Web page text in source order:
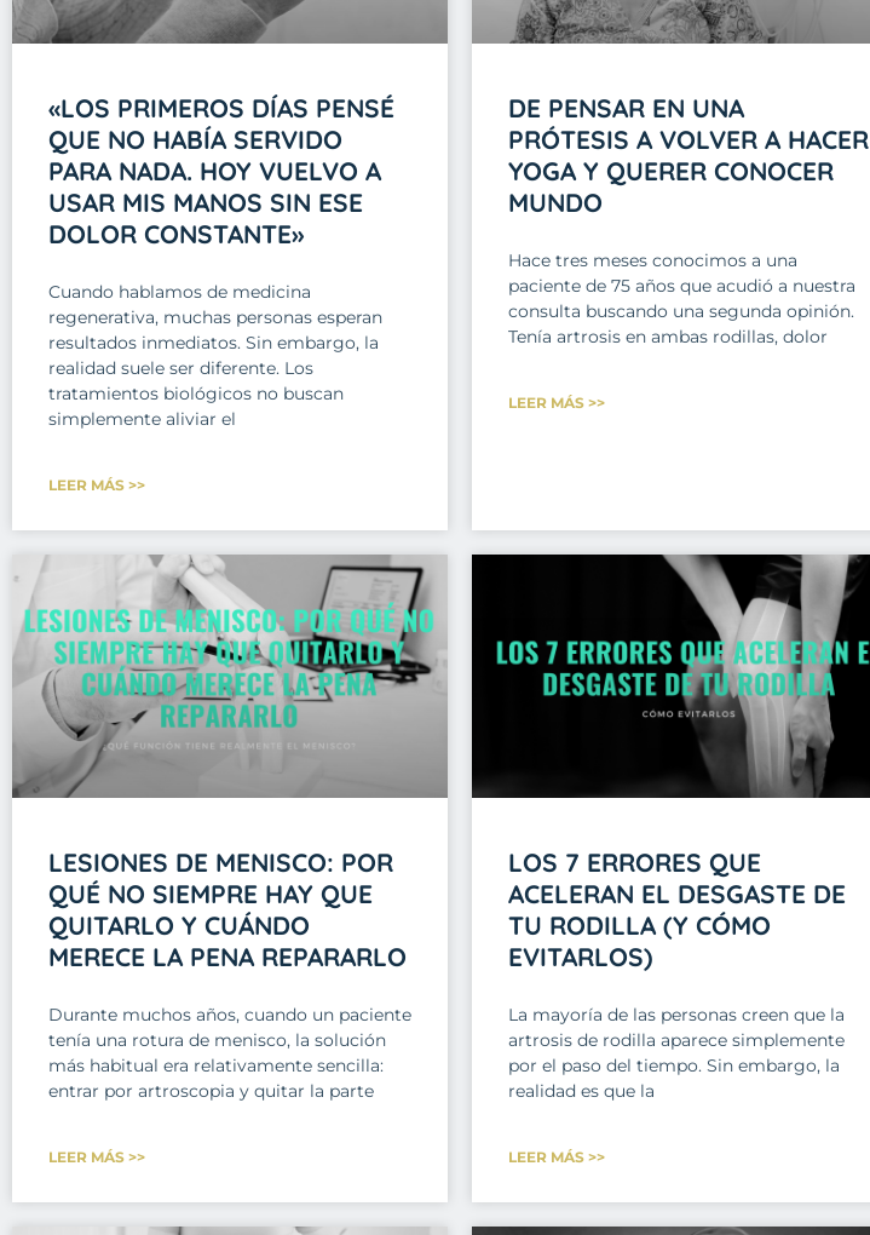
«LOS PRIMEROS DÍAS PENSÉ
QUE NO HABÍA SERVIDO
PARA NADA. HOY VUELVO A
USAR MIS MANOS SIN ESE
DOLOR CONSTANTE»
Cuando hablamos de medicina
regenerativa, muchas personas esperan
resultados inmediatos. Sin embargo, la
realidad suele ser diferente. Los
tratamientos biológicos no buscan
simplemente aliviar el
LEER MÁS >>
DE PENSAR EN UNA
PRÓTESIS A VOLVER A HACER
YOGA Y QUERER CONOCER
MUNDO
Hace tres meses conocimos a una
paciente de 75 años que acudió a nuestra
consulta buscando una segunda opinión.
Tenía artrosis en ambas rodillas, dolor
LEER MÁS >>
LESIONES DE MENISCO: POR
QUÉ NO SIEMPRE HAY QUE
QUITARLO Y CUÁNDO
MERECE LA PENA REPARARLO
Durante muchos años, cuando un paciente
tenía una rotura de menisco, la solución
más habitual era relativamente sencilla:
entrar por artroscopia y quitar la parte
LEER MÁS >>
LOS 7 ERRORES QUE
ACELERAN EL DESGASTE DE
TU RODILLA (Y CÓMO
EVITARLOS)
La mayoría de las personas creen que la
artrosis de rodilla aparece simplemente
por el paso del tiempo. Sin embargo, la
realidad es que la
LEER MÁS >>